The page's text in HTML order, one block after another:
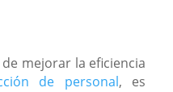
mejorar la eficiencia
de personal, es